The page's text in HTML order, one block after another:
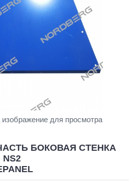
для просмотра
БОКОВАЯ СТЕНКА